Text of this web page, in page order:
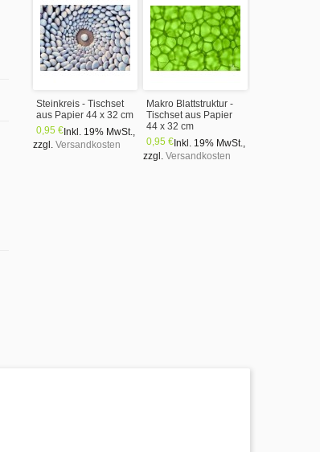
Steinkreis - Tischset
aus Papier 44 x 32 cm
0,95 € Inkl. 19% MwSt.,
zzgl. Versandkosten
Makro Blattstruktur -
Tischset aus Papier
44 x 32 cm
0,95 € Inkl. 19% MwSt.,
zzgl. Versandkosten